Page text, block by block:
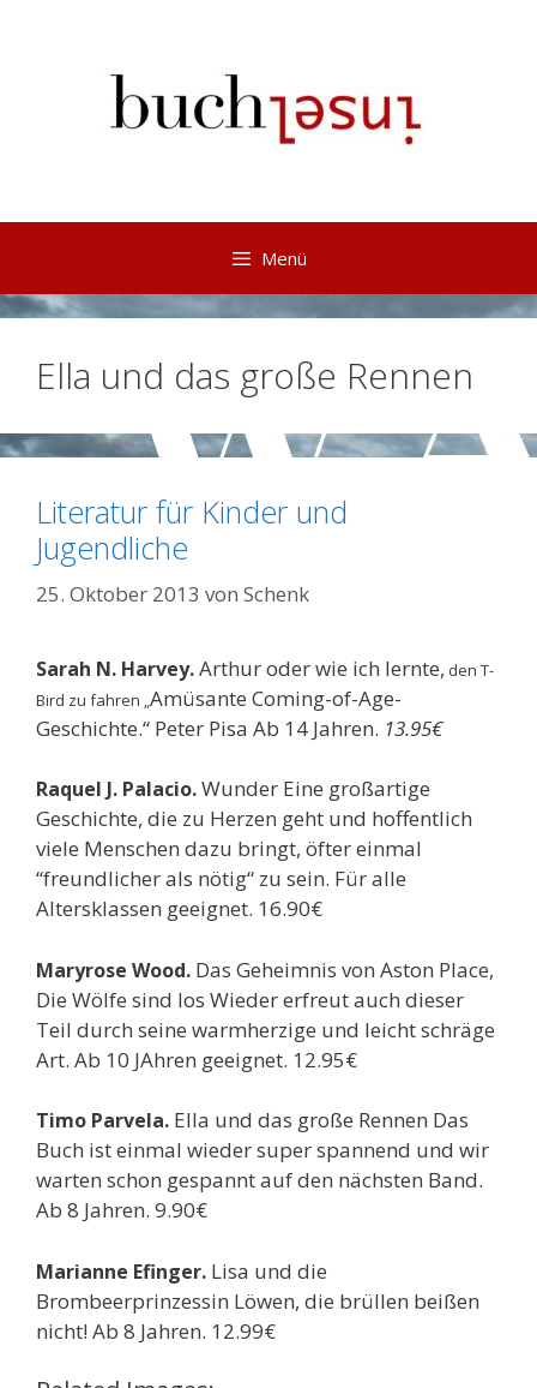
Menü
Ella und das große Rennen
Literatur für Kinder und
Jugendliche
25. Oktober 2013 von Schenk
Sarah N. Harvey.Arthur oder wie ich lernte, den T-
Bird zu fahren „ Amüsante Coming-of-Age-
Geschichte.“ Peter Pisa Ab 14 Jahren. 13.95€
Raquel J. Palacio.Wunder Eine großartige
Geschichte, die zu Herzen geht und hoffentlich
viele Menschen dazu bringt, öfter einmal
“freundlicher als nötig“ zu sein. Für alle
Altersklassen geeignet. 16.90€
Maryrose Wood. Das Geheimnis von Aston Place,
Die Wölfe sind los Wieder erfreut auch dieser
Teil durch seine warmherzige und leicht schräge
Art. Ab 10 JAhren geeignet. 12.95€
Timo Parvela. Ella und das große Rennen Das
Buch ist einmal wieder super spannend und wir
warten schon gespannt auf den nächsten Band.
Ab 8 Jahren. 9.90€
Marianne Efinger. Lisa und die
Brombeerprinzessin Löwen, die brüllen beißen
nicht! Ab 8 Jahren. 12.99€